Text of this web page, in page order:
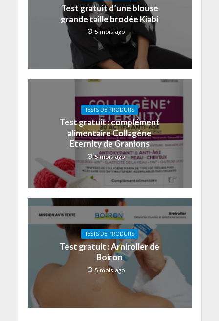
Test gratuit d’une blouse
grande taille brodée Kiabi
5 mois ago
TESTS DE PRODUITS
Test gratuit : complément
alimentaire Collagène
Eternity de Granions
5 mois ago
TESTS DE PRODUITS
Test gratuit : Arniroller de
Boiron
5 mois ago